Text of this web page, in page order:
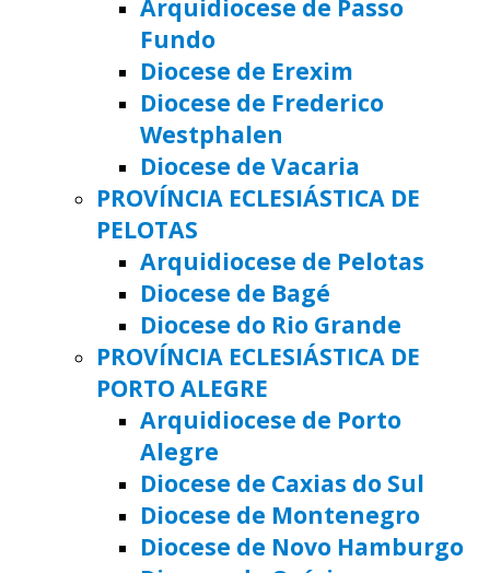
Arquidiocese de Passo
Fundo
Diocese de Erexim
Diocese de Frederico
Westphalen
Diocese de Vacaria
PROVÍNCIA ECLESIÁSTICA DE
PELOTAS
Arquidiocese de Pelotas
Diocese de Bagé
Diocese do Rio Grande
PROVÍNCIA ECLESIÁSTICA DE
PORTO ALEGRE
Arquidiocese de Porto
Alegre
Diocese de Caxias do Sul
Diocese de Montenegro
Diocese de Novo Hamburgo